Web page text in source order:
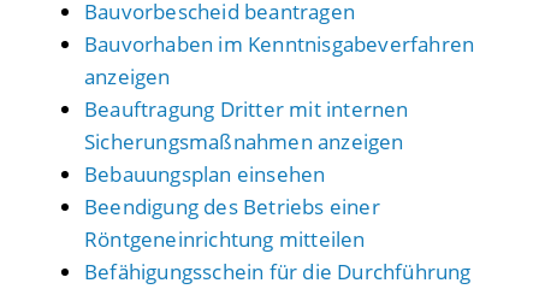
Bauvorbescheid beantragen
Bauvorhaben im Kenntnisgabeverfahren
anzeigen
Beauftragung Dritter mit internen
Sicherungsmaßnahmen anzeigen
Bebauungsplan einsehen
Beendigung des Betriebs einer
Röntgeneinrichtung mitteilen
Befähigungsschein für die Durchführung